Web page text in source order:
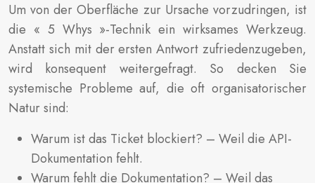
Um von der Oberfläche zur Ursache vorzudringen, ist
die « 5 Whys »-Technik ein wirksames Werkzeug.
Anstatt sich mit der ersten Antwort zufriedenzugeben,
wird konsequent weitergefragt. So decken Sie
systemische Probleme auf, die oft organisatorischer
Natur sind:
Warum ist das Ticket blockiert? – Weil die API-
Dokumentation fehlt.
Warum fehlt die Dokumentation? – Weil das